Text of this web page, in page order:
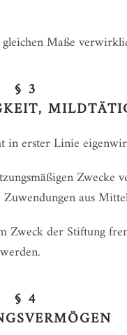
Maße
§ 3
in erster Linie
Zwecke
aus
Zweck der Stiftung
§ 4